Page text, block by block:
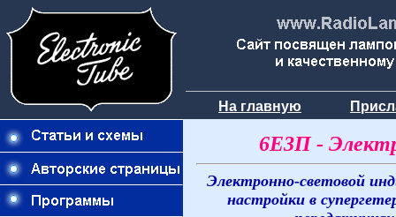
На главную
6Е3П -
Электронно-световой
настройки в